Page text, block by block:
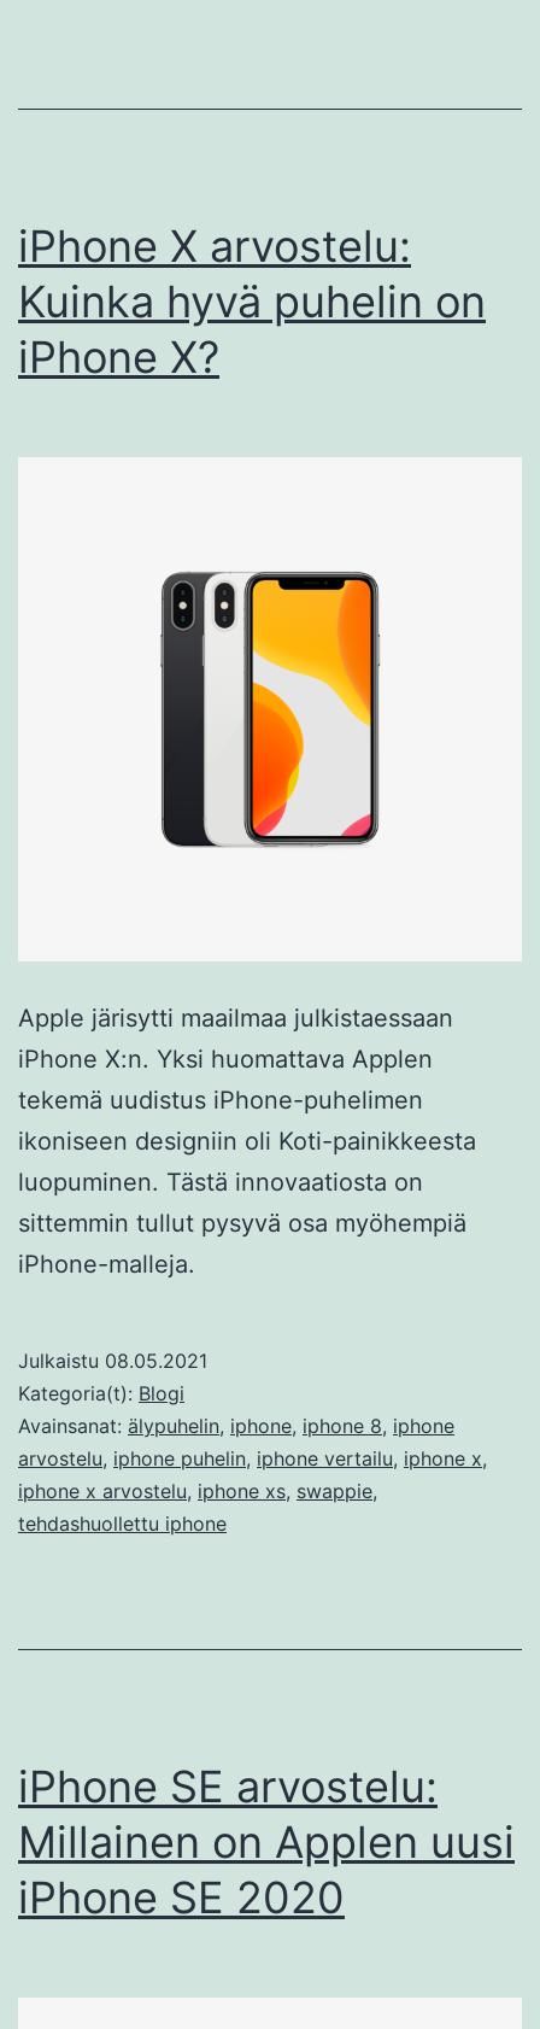
iPhone X arvostelu:
Kuinka hyvä puhelin on
iPhone X?
Apple järisytti maailmaa julkistaessaan
iPhone X:n. Yksi huomattava Applen
tekemä uudistus iPhone-puhelimen
ikoniseen designiin oli Koti-painikkeesta
luopuminen. Tästä innovaatiosta on
sittemmin tullut pysyvä osa myöhempiä
iPhone-malleja.
Julkaistu 08.05.2021
Kategoria(t): Blogi
Avainsanat: älypuhelin, iphone, iphone 8, iphone
arvostelu, iphone puhelin, iphone vertailu, iphone x,
iphone x arvostelu, iphone xs, swappie,
tehdashuollettu iphone
iPhone SE arvostelu:
Millainen on Applen uusi
iPhone SE 2020